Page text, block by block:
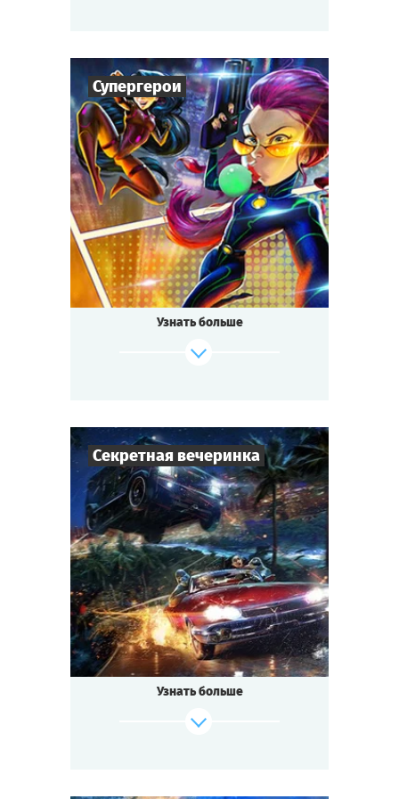
Cыграть Смотреть сценарий
Супергерои
Игроков 6-36
Время игры 1-1,5 ч.
Тематика Супергерои
Тип квеста Квестория
Cыграть Смотреть сценарий
Узнать больше
Секретная вечеринка
Игроков 50-150
Время игры 1,5-2 ч.
Тематика Фантастика
Тип квеста Квестория
Праздничное открытие Международного
Парка Развлечений!
Звёзды эстрады, мультимиллионеры,
Узнать больше